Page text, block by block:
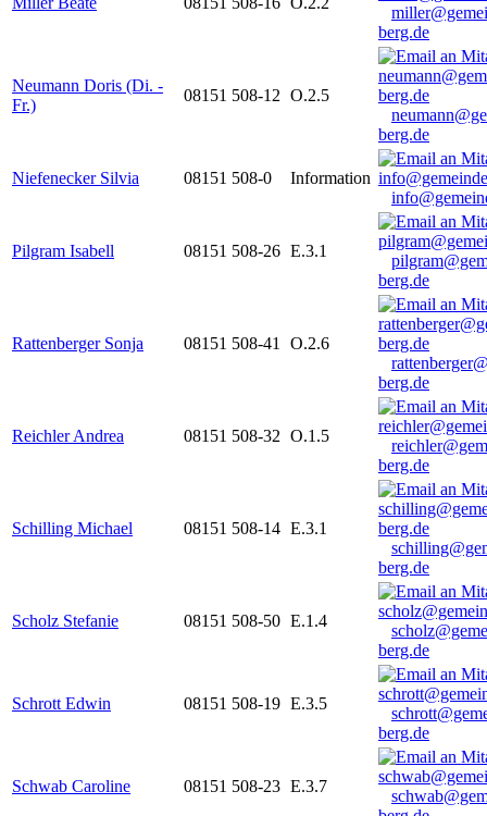
berg.de
Neumann Doris (Di. -
Fr.)
08151 508-12 O.2.5
berg.de
Niefenecker Silvia 08151 508-0
Information
Pilgram Isabell 08151 508-26 E.3.1
berg.de
Rattenberger Sonja 08151 508-41
O.2.6
berg.de
Reichler Andrea 08151 508-32 O.1.5
berg.de
Schilling Michael 08151 508-14 E.3.1
berg.de
Scholz Stefanie 08151 508-50 E.1.4
berg.de
Schrott Edwin 08151 508-19 E.3.5
berg.de
Schwab Caroline 08151 508-23 E.3.7